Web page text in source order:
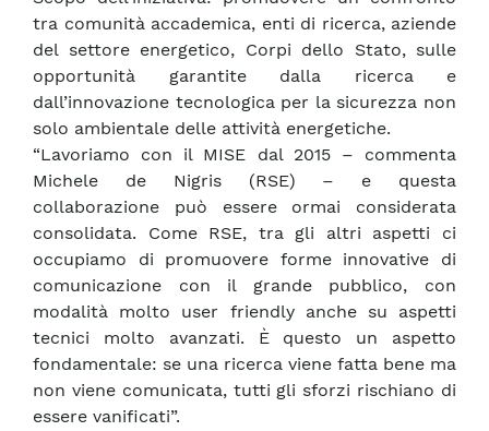
tra comunità accademica, enti di ricerca, aziende
del settore energetico, Corpi dello Stato, sulle
opportunità garantite dalla ricerca e
dall’innovazione tecnologica per la sicurezza non
solo ambientale delle attività energetiche.
“Lavoriamo con il MISE dal 2015 – commenta
Michele de Nigris (RSE) – e questa
collaborazione può essere ormai considerata
consolidata. Come RSE, tra gli altri aspetti ci
occupiamo di promuovere forme innovative di
comunicazione con il grande pubblico, con
modalità molto user friendly anche su aspetti
tecnici molto avanzati. È questo un aspetto
fondamentale: se una ricerca viene fatta bene ma
non viene comunicata, tutti gli sforzi rischiano di
essere vanificati”.